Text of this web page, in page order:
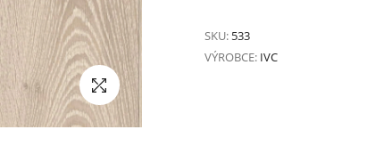
SKU: 533
VÝROBCE: IVC